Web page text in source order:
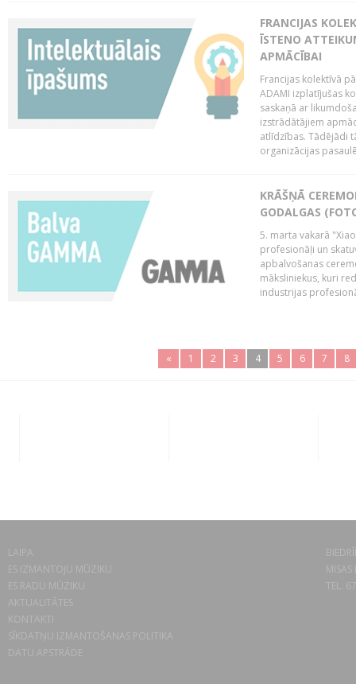
FRANCIJAS
ĪSTENO
APMĀCĪBAI
Francijas kolektīvā
ADAMI izplatījušas
saskaņā ar
izstrādātājiem
atlīdzības. Tādējādi
organizācijas
KRĀŠŅĀ
GODALGAS
5. marta vakarā
profesionāļi un
apbalvošanas
māksliniekus, kuri
industrijas
« 1 2 3 4 5 6 7 8
LAIPA
ES IZMANTOJU MŪZIKU
ES RADU MŪZIKU
AKTUALITĀTES
KONTAKTI
SĪKDATŅU IZMANTOŠANAS POLITIKA
DATU APSTRĀDE
TEL.